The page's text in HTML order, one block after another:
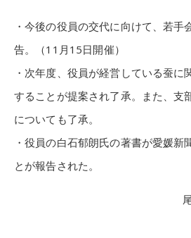
・今後の役員の交代に向けて、若手
告。（11月15日開催）
・次年度、役員が経営している蚕に
することが提案され了承。また、支
についても了承。
・役員の白石郁朗氏の著書が愛媛新
とが報告された。